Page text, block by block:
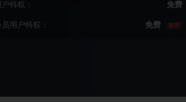
特权： 免费
用户特权： 免费 推荐